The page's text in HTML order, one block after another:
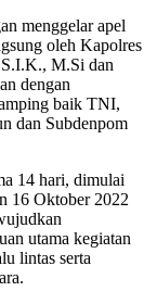
menggelar apel
oleh Kapolres
M.Si dan
dengan
baik TNI,
dan Subdenpom
14 hari, dimulai
16 Oktober 2022
utama kegiatan
lintas serta